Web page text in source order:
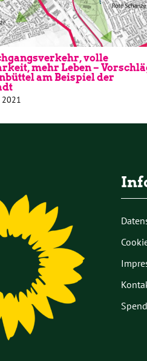
volle
mehr Leben –
am Beispiel der
2021